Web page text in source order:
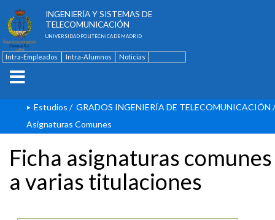
INGENIERÍA Y SISTEMAS DE
TELECOMUNICACIÓN
UNIVERSIDAD POLITÉCNICA DE MADRID
Intra-Empleados Intra-Alumnos
Noticias
Estudios / GRADOS INGENIERÍA DE TELECOMUNICACIÓN /
Asignaturas Comunes
Ficha asignaturas comunes
a varias titulaciones